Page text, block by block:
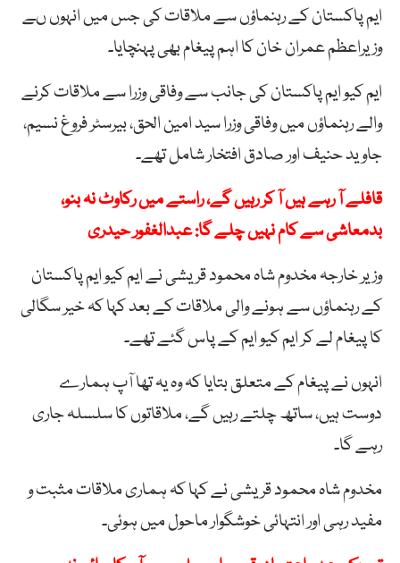
ایم پاکستان کے رہنماؤں سے ملاقات کی جس میں انہوں ںے
وزیراعظم عمران خان کا اہم پیغام بھی پہنچایا۔
ایم کیو ایم پاکستان کی جانب سے وفاقی وزرا سے ملاقات کرنے
والے رہنماؤں میں وفاقی وزرا سید امین الحق، بیرسٹر فروغ نسیم،
جاوید حنیف اور صادق افتخار شامل تھے۔
قافلے آ رہے ہیں آ کر رہیں گے، راستے میں رکاوٹ نہ بنو،
بدمعاشی سے کام نہیں چلے گا: عبدالغفور حیدری
وزیر خارجہ مخدوم شاہ محمود قریشی نے ایم کیو ایم پاکستان
کے رہنماؤں سے ہونے والی ملاقات کے بعد کہا کہ خیر سگالی
کا پیغام لے کر ایم کیو ایم کے پاس گئے تھے۔
انہوں نے پیغام کے متعلق بتایا کہ وہ یہ تھا آپ ہمارے
دوست ہیں، ساتھ چلتے رہیں گے، ملاقاتوں کا سلسلہ جاری
رہے گا۔
مخدوم شاہ محمود قریشی نے کہا کہ ہماری ملاقات مثبت و
مفید رہی اور انتہائی خوشگوار ماحول میں ہوئی۔